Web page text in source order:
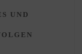
UND